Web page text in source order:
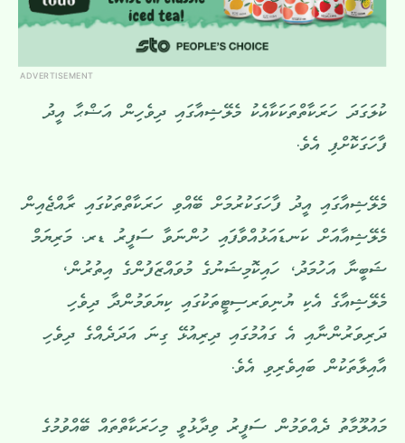
ADVERTISEMENT
ކުލަގަދަ ހަރަކާތްތަކަކާއެކު މެލޭޝިއާގައި ދިވެހިން އަޟްޙާ އީދު
ފާހަގަކޮށްފި އެވެ.
މެލޭޝިއާގައި އީދު ފާހަގަކުރުމަށް ބޭއްވި ހަރަކާތްތަކުގައި ރާއްޖެއިން
މެލޭޝިއާއަށް ކަނޑައަޅުއްވާފައި ހުންނަވާ ސަފީރު ޑރ. މަރިޔަމް
ޝަބީނާ އަހުމަދު، ހައިކޮމިޝަނުގެ މުވައްޒަފުންގެ އިތުރުން،
މެލޭޝިއާގެ އެކި ޔުނިވަރސިޓީތަކުގައި ކިޔަވަމުންދާ ދިވެހި
ދަރިވަރުންނާއި އެ ގައުމުގައި ދިރިއުޅޭ ގިނަ އަދަދެއްގެ ދިވެހި
އާއިލާތަކުން ބައިވެރިވި އެވެ.
މައުލޫމާތު ދެއްވަމުން ސަފީރު ވިދާޅުވީ މިހަރަކާތްތައް ބޭއްވުމުގެ